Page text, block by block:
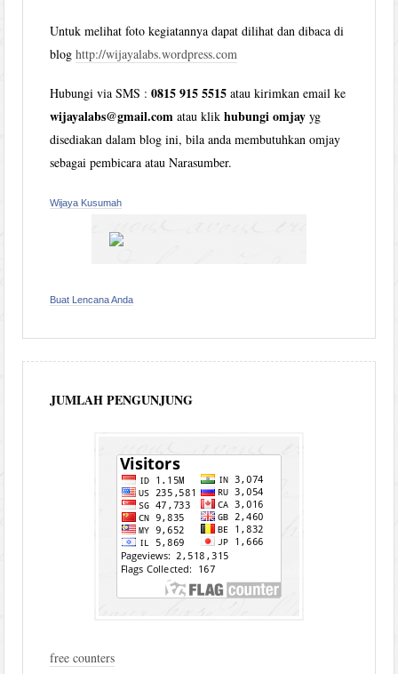
Untuk melihat foto kegiatannya dapat dilihat dan dibaca di
bloghttp://wijayalabs.wordpress.com
Hubungi via SMS :0815 915 5515 atau kirimkan email ke
wijayalabs@gmail.com atau klikhubungi omjay yg
disediakan dalam blog ini, bila anda membutuhkan omjay
sebagai pembicara atau Narasumber.
Wijaya Kusumah
Buat Lencana Anda
JUMLAH PENGUNJUNG
free counters